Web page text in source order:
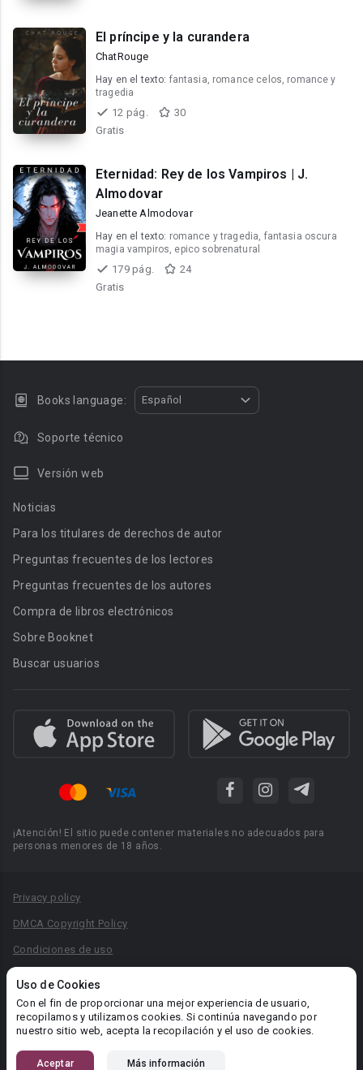
El príncipe y la curandera
ChatRouge
Hay en el texto: fantasia, romance celos, romance y
tragedia
12 pág.
30
Gratis
Eternidad: Rey de los Vampiros | J.
Almodovar
Jeanette Almodovar
Hay en el texto: romance y tragedia, fantasia oscura
magia vampiros, epico sobrenatural
179 pág.
24
Gratis
Uso de Cookies
Con el fin de proporcionar una mejor experiencia de usuario,
recopilamos y utilizamos cookies. Si continúa navegando por
nuestro sitio web, acepta la recopilación y el uso de cookies.
Aceptar Más información
Books language: Español
Soporte técnico
Versión web
Noticias
Para los titulares de derechos de autor
Preguntas frecuentes de los lectores
Preguntas frecuentes de los autores
Compra de libros electrónicos
Sobre Booknet
Buscar usuarios
¡Atención! El sitio puede contener materiales no adecuados para
personas menores de 18 años.
Privacy policy
DMCA Copyright Policy
Condiciones de uso
Reglas para la publicación de libros
Área RR.PP.: pr@booknet.com
© 2026 Booknet. Todos los derechos reservados.